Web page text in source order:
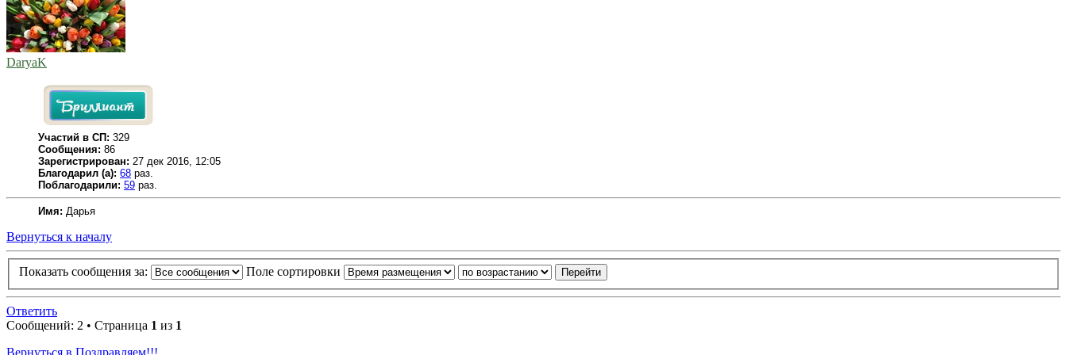
DaryaK
Участий в СП: 329
Сообщения: 86
Зарегистрирован: 27 дек 2016, 12:05
Благодарил (а): 68 раз.
Поблагодарили: 59 раз.
Имя: Дарья
Вернуться к началу
Показать сообщения за: Поле сортировки
Ответить
Сообщений: 2 • Страница 1 из 1